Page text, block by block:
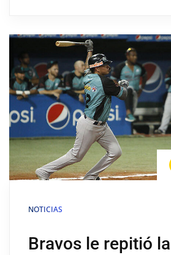
NOTICIAS
Bravos le repitió